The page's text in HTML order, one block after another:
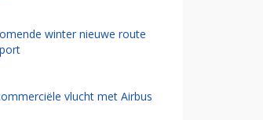
winter nieuwe route
vlucht met Airbus